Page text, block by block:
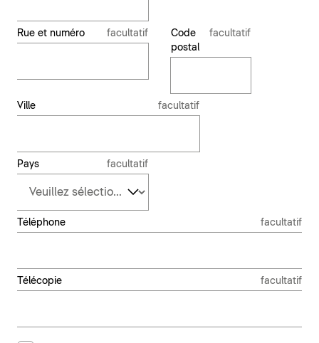
Rue et numéro facultatif
Code
postal
facultatif
Ville facultatif
Pays facultatif
Téléphone facultatif
Télécopie facultatif